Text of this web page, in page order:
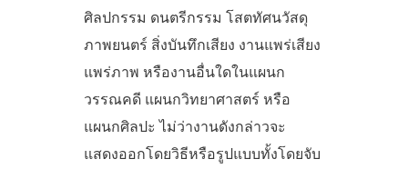
ศิลปกรรม ดนตรีกรรม โสตทัศนวัสดุ
ภาพยนตร์ สิ่งบันทึกเสียง งานแพร่เสียง
แพร่ภาพ หรืองานอื่นใดในแผนก
วรรณคดี แผนกวิทยาศาสตร์ หรือ
แผนกศิลปะ ไม่ว่างานดังกล่าวจะ
แสดงออกโดยวิธีหรือรูปแบบทั้งโดยจับ